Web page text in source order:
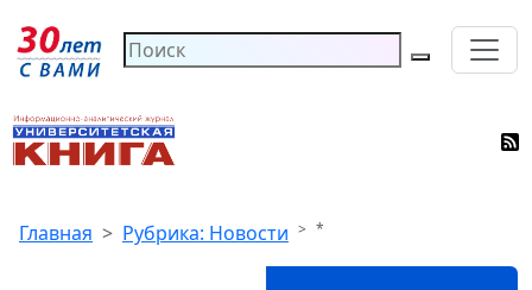
Главная Рубрика: Новости *